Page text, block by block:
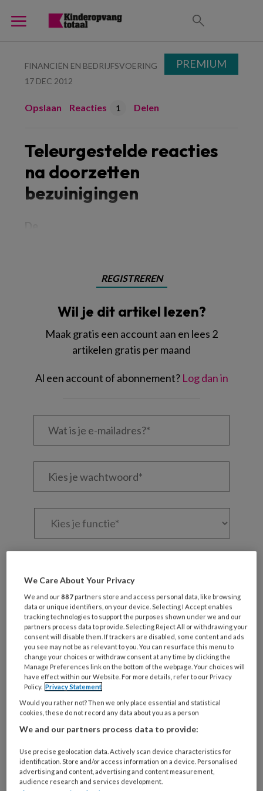
FINANCIËN EN BEDRIJFSVOERING
17 DEC 2012
Opslaan Reacties 1 Delen
Teleurgestelde reacties
na doorzetten
bezuinigingen
REGISTREREN
Wil je dit artikel lezen?
Maak gratis een account aan en lees 2
artikelen gratis per maand
Al een account of abonnement? Log dan in
Wat
Kies
Kies
Bij
organisatie
werk
je?
Untitled
Ontvang 2x per week de
KinderopvangTotaal nieuwsbrief
Ontvang iedere zondag het
Management Kinderopvang
Weekoverzicht
Ja, ik geef toestemming voor e-mails
van KinderopvangTotaal en
Uw bovenstaande gegevens kunnen worden toegevoegd aan
PREMIUM
We Care About Your Privacy
We and our887 partners store and access personal data, like browsing
data or unique identifiers, on your device. Selecting I Accept enables
tracking technologies to support the purposes shown under we and our
partners process data to provide. Selecting Reject All or withdrawing your
consent will disable them. If trackers are disabled, some content and ads
you see may not be as relevant to you. You can resurface this menu to
change your choices or withdraw consent at any time by clicking the
Manage Preferences link on the bottom of the webpage. Your choices will
have effect within our Website. For more details, refer to our Privacy
Policy. Privacy Statement
Would you rather not? Then we only place essential and statistical
cookies, these do not record any data about you as a person
We and our partners process data to provide:
Use precise geolocation data. Actively scan device characteristics for
identification. Store and/or access information on a device. Personalised
advertising and content, advertising and content measurement,
audience research and services development.